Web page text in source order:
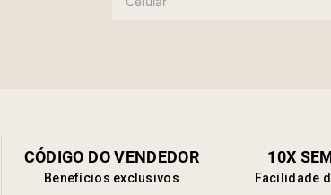
CÓDIGO DO VENDEDOR
Benefícios exclusivos
10X
Facilidade